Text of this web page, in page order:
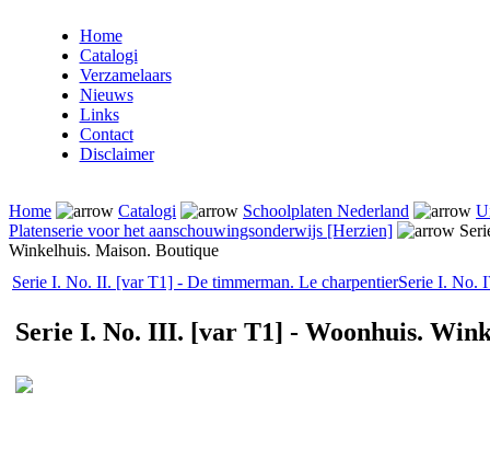
Home
Catalogi
Verzamelaars
Nieuws
Links
Contact
Disclaimer
Home Catalogi Schoolplaten Nederland
Platenserie voor het aanschouwingsonderwijs [Herzien]
Winkelhuis. Maison. Boutique
Serie I. No. II. [var T1] - De timmerman. Le charpentierSerie I. No.
Serie I. No. III. [var T1] - Woonhuis.